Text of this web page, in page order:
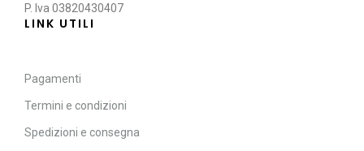
P. Iva 03820430407
LINK UTILI
Pagamenti
Termini e condizioni
Spedizioni e consegna